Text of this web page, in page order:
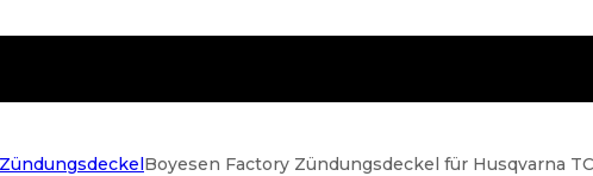
Boyesen Factory Zündungsdeckel für Husqvarna TC